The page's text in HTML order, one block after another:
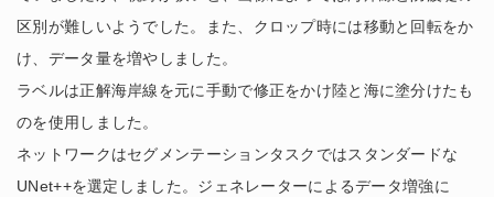
区別が難しいようでした。また、クロップ時には移動と回転をか
け、データ量を増やしました。
ラベルは正解海岸線を元に手動で修正をかけ陸と海に塗分けたも
のを使用しました。
ネットワークはセグメンテーションタスクではスタンダードな
UNet++を選定しました。ジェネレーターによるデータ増強に